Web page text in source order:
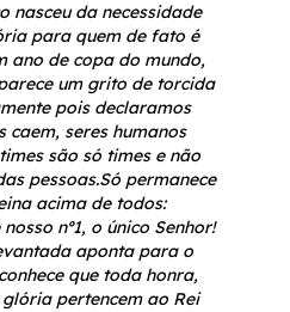
nasceu da necessidade
para quem de fato é
ano de copa do mundo,
um grito de torcida
pois declaramos
caem, seres humanos
são só times e não
pessoas.Só permanece
acima de todos:
nº1, o único Senhor!
aponta para o
que toda honra,
pertencem ao Rei